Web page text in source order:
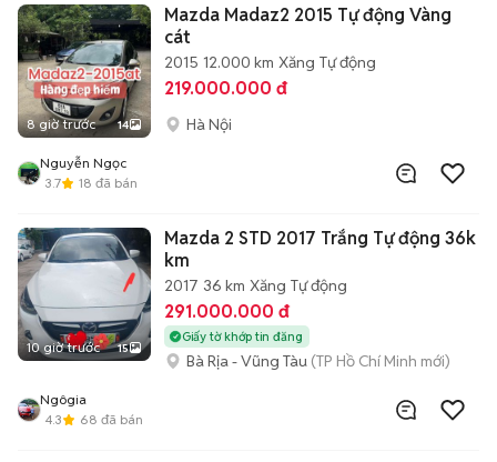
8 giờ trước 14
Mazda Madaz2 2015 Tự động Vàng
cát
2015 12.000 km Xăng Tự động
219.000.000 đ
Hà Nội
Nguyễn Ngọc
3.7
18 đã bán
10 giờ trước 15
Mazda 2 STD 2017 Trắng Tự động 36k
km
2017 36 km Xăng Tự động
291.000.000 đ
Giấy tờ khớp tin đăng
Bà Rịa - Vũng Tàu (TP Hồ Chí Minh mới)
Ngôgia
4.3
68 đã bán